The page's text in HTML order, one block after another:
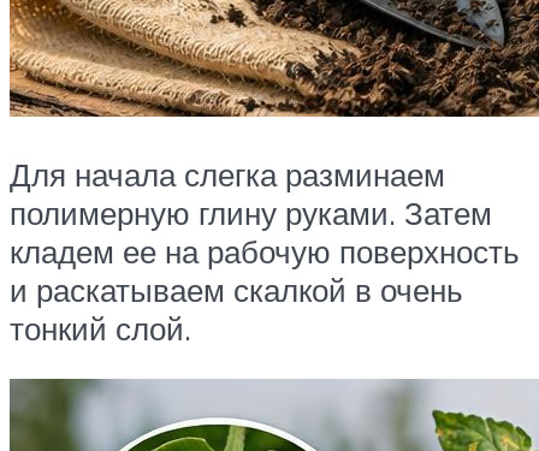
Для начала слегка разминаем
полимерную глину руками. Затем
кладем ее на рабочую поверхность
и раскатываем скалкой в очень
тонкий слой.